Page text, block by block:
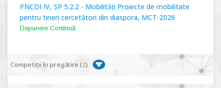
PNCDI IV, SP 5.2.2 - Mobilități Proiecte de mobilitate
pentru tineri cercetători din diaspora, MCT-2026
Depunere Continuă
Competiții în pregătire (2)